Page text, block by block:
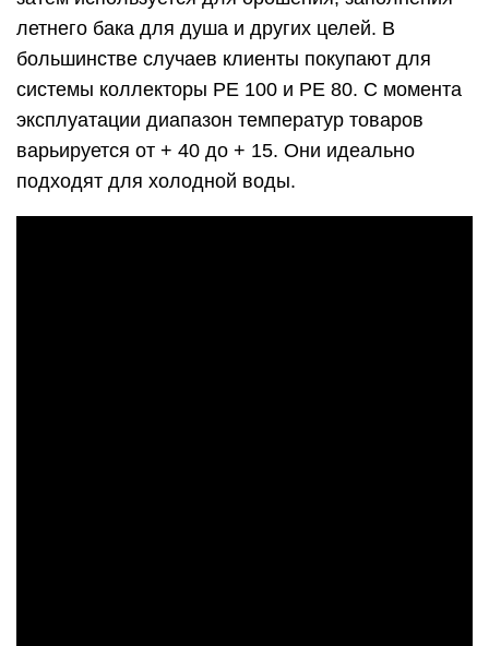
летнего бака для душа и других целей. В
большинстве случаев клиенты покупают для
системы коллекторы PE 100 и PE 80. С момента
эксплуатации диапазон температур товаров
варьируется от + 40 до + 15. Они идеально
подходят для холодной воды.